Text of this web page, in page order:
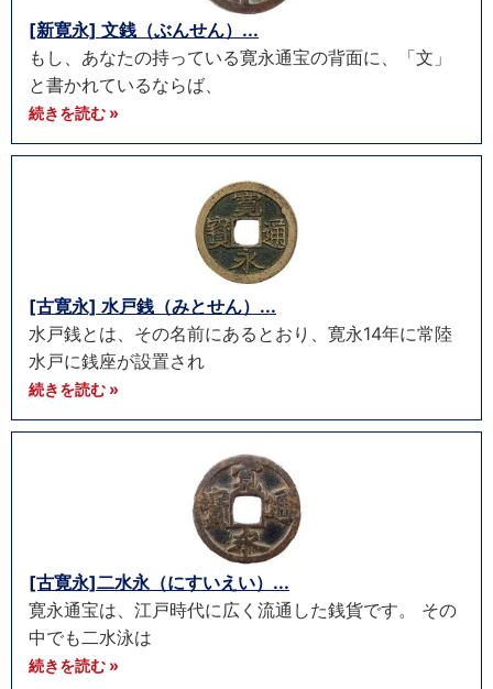
[新寛永] 文銭（ぶんせん）...
もし、あなたの持っている寛永通宝の背面に、「文」
と書かれているならば、
続きを読む »
[古寛永] 水戸銭（みとせん）...
水戸銭とは、その名前にあるとおり、寛永14年に常陸
水戸に銭座が設置され
続きを読む »
[古寛永]二水永（にすいえい）...
寛永通宝は、江戸時代に広く流通した銭貨です。 その
中でも二水泳は
続きを読む »